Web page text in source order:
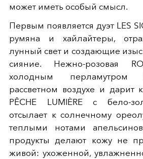
может иметь особый смысл.
Первым появляется дуэт LES
румяна и хайлайтеры,
лунный свет и создающие
сияние. Нежно-розовая
холодным перламутром
рассветном воздухе и дарит
PÊCHE LUMIÈRE с бело-
отсылает к солнечному
теплыми нотами
продукты делают кожу не
живой: ухоженной,